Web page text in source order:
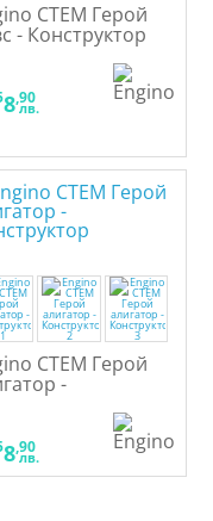
СТЕМ Герой
- Конструктор
8,90
лв.
СТЕМ Герой
-
8,90
лв.